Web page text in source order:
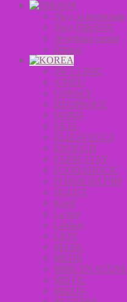
Уход за волосами
Уход DIKSON
Лечебная серия
Dikson
3W CLINIC
A’PIEU
CONSLY
DEOPROCE
DORIS
EKEL
ELIZAVECCA
ENOUGH
FARM STAY
FOODAHOLIC
IYOUB ПАТЧИ
JIGOTT
Koelf
La’dor
Lindsay
LION
MASIL
MEDB
MISE EN SCENE
MISTIC
MIZON